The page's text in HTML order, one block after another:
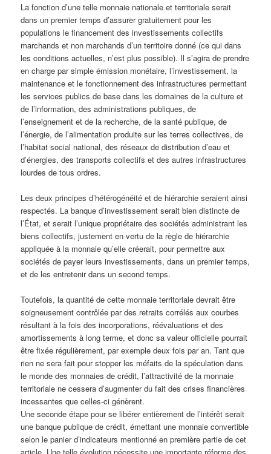
La fonction d’une telle monnaie nationale et territoriale serait
dans un premier temps d’assurer gratuitement pour les
populations le financement des investissements collectifs
marchands et non marchands d’un territoire donné (ce qui dans
les conditions actuelles, n’est plus possible). Il s’agira de prendre
en charge par simple émission monétaire, l’investissement, la
maintenance et le fonctionnement des infrastructures permettant
les services publics de base dans les domaines de la culture et
de l’information, des administrations publiques, de
l’enseignement et de la recherche, de la santé publique, de
l’énergie, de l’alimentation produite sur les terres collectives, de
l’habitat social national, des réseaux de distribution d’eau et
d’énergies, des transports collectifs et des autres infrastructures
lourdes de tous ordres.
Les deux principes d’hétérogénéité et de hiérarchie seraient ainsi
respectés. La banque d’investissement serait bien distincte de
l’État, et serait l’unique propriétaire des sociétés administrant les
biens collectifs, justement en vertu de la règle de hiérarchie
appliquée à la monnaie qu’elle créerait, pour permettre aux
sociétés de payer leurs investissements, dans un premier temps,
et de les entretenir dans un second temps.
Toutefois, la quantité de cette monnaie territoriale devrait être
soigneusement contrôlée par des retraits corrélés aux courbes
résultant à la fois des incorporations, réévaluations et des
amortissements à long terme, et donc sa valeur officielle pourrait
être fixée régulièrement, par exemple deux fois par an. Tant que
rien ne sera fait pour stopper les méfaits de la spéculation dans
le monde des monnaies de crédit, l’attractivité de la monnaie
territoriale ne cessera d’augmenter du fait des crises financières
incessantes que celles-ci génèrent.
Une seconde étape pour se libérer entièrement de l’intérêt serait
une banque publique de crédit, émettant une monnaie convertible
selon le panier d’indicateurs mentionné en première partie de cet